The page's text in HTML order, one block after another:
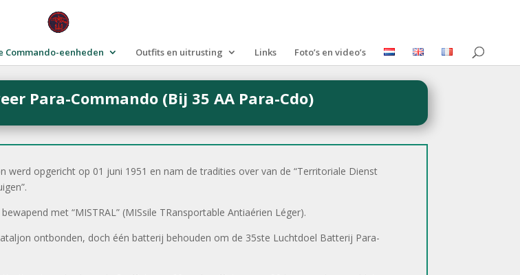
Commando-eenheden Outfits en uitrusting Links Foto’s en video’s
Para-Commando (Bij 35 AA Para-Cdo)
werd opgericht op 01 juni 1951 en nam de tradities over van de “Territoriale Dienst
met “MISTRAL” (MISsile TRansportable Antiaérien Léger).
ontbonden, doch één batterij behouden om de 35ste Luchtdoel Batterij Para-